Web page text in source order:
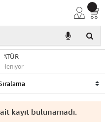
kayıt bulunamadı.